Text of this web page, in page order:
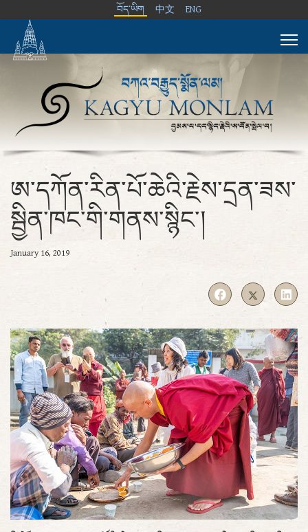
བོད་ཡིག 中文 ENG
ཨ་དཀོན་རིན་པོ་ཆེའི་རྗེས་དྲན་ཟས་
སྦྱིན་ཁང་གི་གནས་སྙིང་།
January 16, 2019